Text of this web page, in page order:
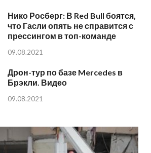
Нико Росберг: В Red Bull боятся,
что Гасли опять не справится с
прессингом в топ-команде
09.08.2021
Дрон-тур по базе Mercedes в
Брэкли. Видео
09.08.2021